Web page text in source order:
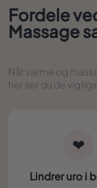
Fordele
Massage
Når varme og
her ser du de
❤
Lindrer uro i